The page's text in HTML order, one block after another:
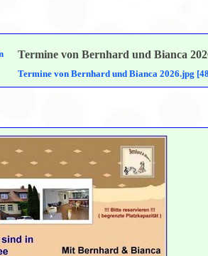
Termine von Bernhard und Bianca
Termine von Bernhard und Bianca 2026.jpg